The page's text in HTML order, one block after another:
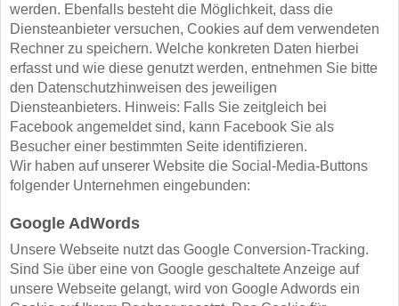
werden. Ebenfalls besteht die Möglichkeit, dass die
Diensteanbieter versuchen, Cookies auf dem verwendeten
Rechner zu speichern. Welche konkreten Daten hierbei
erfasst und wie diese genutzt werden, entnehmen Sie bitte
den Datenschutzhinweisen des jeweiligen
Diensteanbieters. Hinweis: Falls Sie zeitgleich bei
Facebook angemeldet sind, kann Facebook Sie als
Besucher einer bestimmten Seite identifizieren.
Wir haben auf unserer Website die Social-Media-Buttons
folgender Unternehmen eingebunden:
Google AdWords
Unsere Webseite nutzt das Google Conversion-Tracking.
Sind Sie über eine von Google geschaltete Anzeige auf
unsere Webseite gelangt, wird von Google Adwords ein